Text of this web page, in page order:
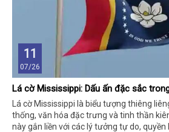
11
07/26
Lá cờ Mississippi: Dấu ấn đặc sắc
Lá cờ Mississippi là biểu tượng thiêng
thống, văn hóa đặc trưng và tinh thần
này gắn liền với các lý tưởng tự do, quyền